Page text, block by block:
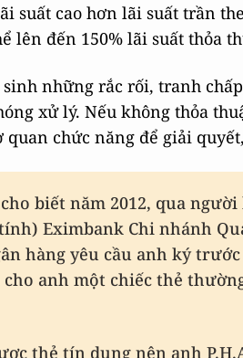
suất cao hơn lãi suất trần
lên đến 150% lãi suất thỏa
những rắc rối, tranh
xử lý. Nếu không thỏa
quan chức năng để giải
biết năm 2012, qua
Eximbank Chi nhánh
hàng yêu cầu anh ký
anh một chiếc thẻ
thẻ tín dụng nên anh